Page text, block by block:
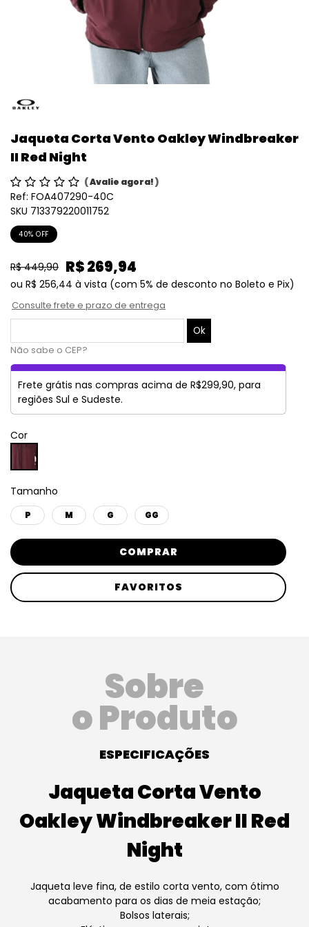
Jaqueta Corta Vento Oakley Windbreaker
II Red Night
(Avalie agora!)
Ref: FOA407290-40C
SKU 713379220011752
40% OFF
R$ 449,90 R$ 269,94
ou R$ 256,44 à vista (com 5% de desconto no Boleto e Pix)
Consulte frete e prazo de entrega
Não sabe o CEP?
Frete grátis nas compras acima de R$299,90, para
regiões Sul e Sudeste.
Cor
Tamanho
P M G GG
COMPRAR
FAVORITOS
Sobre
o Produto
ESPECIFICAÇÕES
Jaqueta Corta Vento
Oakley Windbreaker II Red
Night
Jaqueta leve fina, de estilo corta vento, com ótimo
acabamento para os dias de meia estação;
Bolsos laterais;